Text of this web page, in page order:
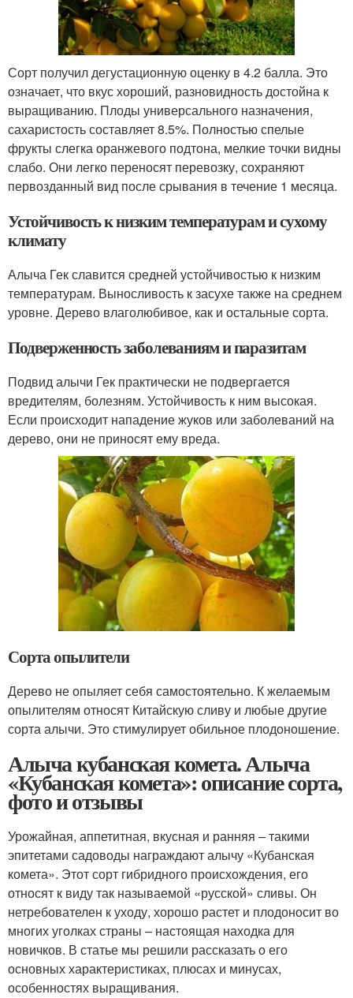
Сорт получил дегустационную оценку в 4.2 балла. Это
означает, что вкус хороший, разновидность достойна к
выращиванию. Плоды универсального назначения,
сахаристость составляет 8.5%. Полностью спелые
фрукты слегка оранжевого подтона, мелкие точки видны
слабо. Они легко переносят перевозку, сохраняют
первозданный вид после срывания в течение 1 месяца.
Устойчивость к низким температурам и сухому
климату
Алыча Гек славится средней устойчивостью к низким
температурам. Выносливость к засухе также на среднем
уровне. Дерево влаголюбивое, как и остальные сорта.
Подверженность заболеваниям и паразитам
Подвид алычи Гек практически не подвергается
вредителям, болезням. Устойчивость к ним высокая.
Если происходит нападение жуков или заболеваний на
дерево, они не приносят ему вреда.
Сорта опылители
Дерево не опыляет себя самостоятельно. К желаемым
опылителям относят Китайскую сливу и любые другие
сорта алычи. Это стимулирует обильное плодоношение.
Алыча кубанская комета. Алыча
«Кубанская комета»: описание сорта,
фото и отзывы
Урожайная, аппетитная, вкусная и ранняя – такими
эпитетами садоводы награждают алычу «Кубанская
комета». Этот сорт гибридного происхождения, его
относят к виду так называемой «русской» сливы. Он
нетребователен к уходу, хорошо растет и плодоносит во
многих уголках страны – настоящая находка для
новичков. В статье мы решили рассказать о его
основных характеристиках, плюсах и минусах,
особенностях выращивания.